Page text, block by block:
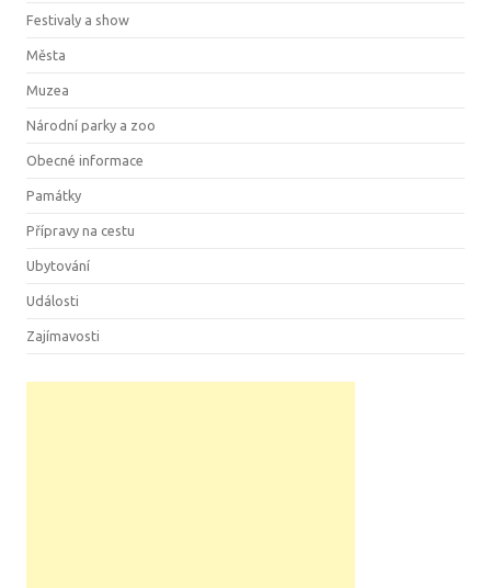
Festivaly a show
Města
Muzea
Národní parky a zoo
Obecné informace
Památky
Přípravy na cestu
Ubytování
Události
Zajímavosti